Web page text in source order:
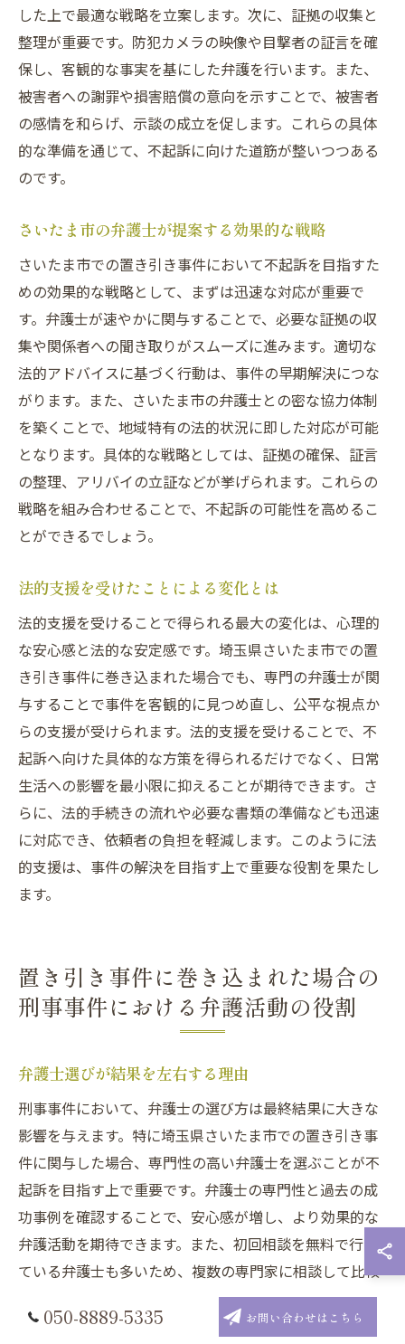
した上で最適な戦略を立案します。次に、証拠の収集と
整理が重要です。防犯カメラの映像や目撃者の証言を確
保し、客観的な事実を基にした弁護を行います。また、
被害者への謝罪や損害賠償の意向を示すことで、被害者
の感情を和らげ、示談の成立を促します。これらの具体
的な準備を通じて、不起訴に向けた道筋が整いつつある
のです。
さいたま市の弁護士が提案する効果的な戦略
さいたま市での置き引き事件において不起訴を目指すた
めの効果的な戦略として、まずは迅速な対応が重要で
す。弁護士が速やかに関与することで、必要な証拠の収
集や関係者への聞き取りがスムーズに進みます。適切な
法的アドバイスに基づく行動は、事件の早期解決につな
がります。また、さいたま市の弁護士との密な協力体制
を築くことで、地域特有の法的状況に即した対応が可能
となります。具体的な戦略としては、証拠の確保、証言
の整理、アリバイの立証などが挙げられます。これらの
戦略を組み合わせることで、不起訴の可能性を高めるこ
とができるでしょう。
法的支援を受けたことによる変化とは
法的支援を受けることで得られる最大の変化は、心理的
な安心感と法的な安定感です。埼玉県さいたま市での置
き引き事件に巻き込まれた場合でも、専門の弁護士が関
与することで事件を客観的に見つめ直し、公平な視点か
らの支援が受けられます。法的支援を受けることで、不
起訴へ向けた具体的な方策を得られるだけでなく、日常
生活への影響を最小限に抑えることが期待できます。さ
らに、法的手続きの流れや必要な書類の準備なども迅速
に対応でき、依頼者の負担を軽減します。このように法
的支援は、事件の解決を目指す上で重要な役割を果たし
ます。
置き引き事件に巻き込まれた場合の
刑事事件における弁護活動の役割
弁護士選びが結果を左右する理由
刑事事件において、弁護士の選び方は最終結果に大きな
影響を与えます。特に埼玉県さいたま市での置き引き事
件に関与した場合、専門性の高い弁護士を選ぶことが不
起訴を目指す上で重要です。弁護士の専門性と過去の成
功事例を確認することで、安心感が増し、より効果的な
弁護活動を期待できます。また、初回相談を無料で行っ
ている弁護士も多いため、複数の専門家に相談して比較
することも推奨されます。重要なのは、あなたのケース
を親身になって聞いてくれる弁護士を選ぶことです。信
050-8889-5335 お問い合わせはこちら